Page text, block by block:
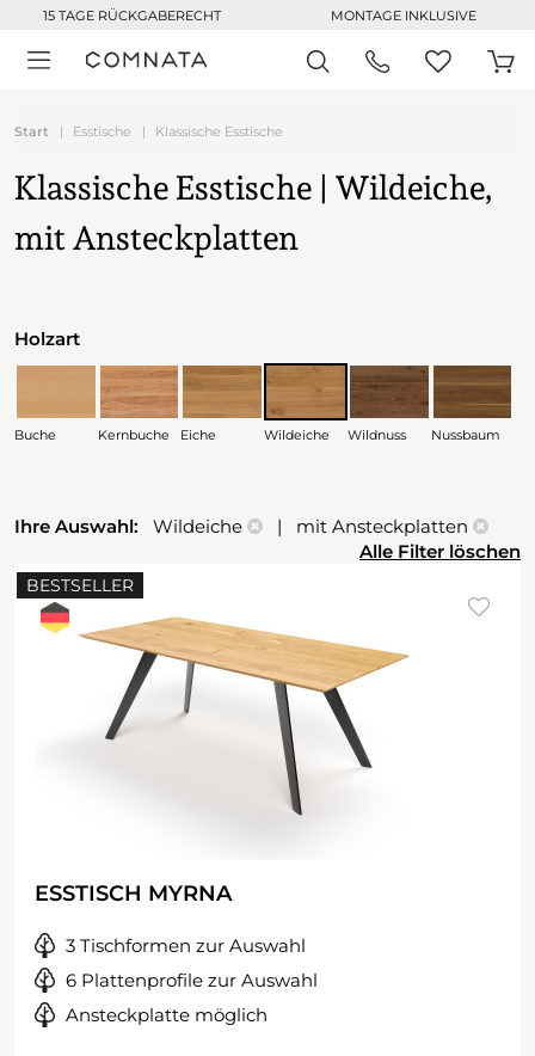
15 TAGE RÜCKGABERECHT MONTAGE INKLUSIVE
Start Esstische Klassische Esstische
Klassische Esstische | Wildeiche,
mit Ansteckplatten
Holzart
Buche Kernbuche Eiche Wildeiche Wildnuss Nussbaum
Ihre Auswahl: Wildeiche
| mit Ansteckplatten
Alle Filter löschen
BESTSELLER
ESSTISCH MYRNA
3 Tischformen zur Auswahl
6 Plattenprofile zur Auswahl
Ansteckplatte möglich